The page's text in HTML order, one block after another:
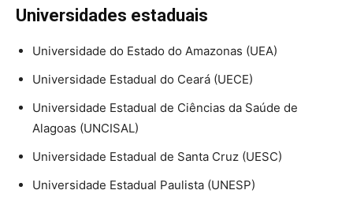
Universidades estaduais
Universidade do Estado do Amazonas (UEA)
Universidade Estadual do Ceará (UECE)
Universidade Estadual de Ciências da Saúde de
Alagoas (UNCISAL)
Universidade Estadual de Santa Cruz (UESC)
Universidade Estadual Paulista (UNESP)